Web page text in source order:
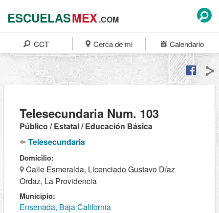
ESCUELASMEX.COM
CCT Cerca de mi Calendario
Telesecundaria Num. 103
Público / Estatal / Educación Básica
Telesecundaria
Domicilio:
Calle Esmeralda, Licenciado Gustavo Díaz
Ordaz, La Providencia
Municipio:
Ensenada, Baja California